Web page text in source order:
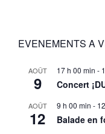
EVENEMENTS A
AOÛT
9
17 h 00 min -
Concert
AOÛT
12
9 h 00 min -
Balade en